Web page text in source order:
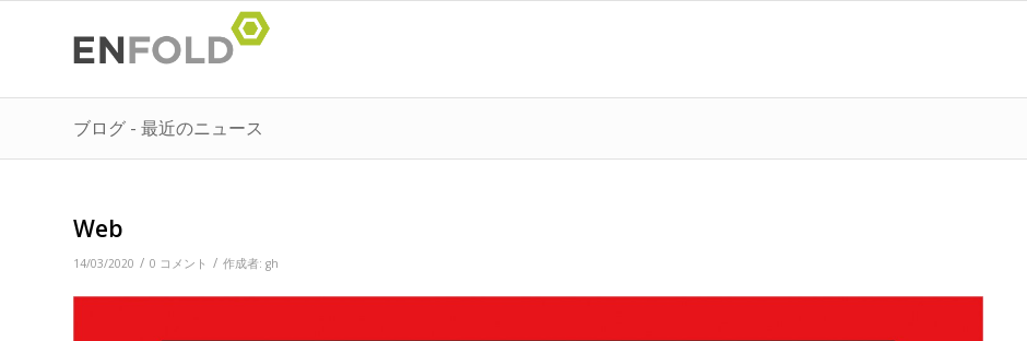
ブログ - 最近のニュース
Web
14/03/2020 / 0 コメント / 作成者: gh